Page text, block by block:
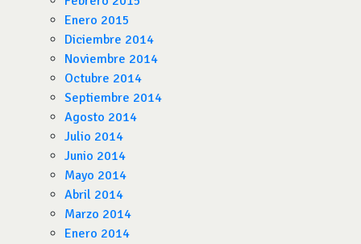
Enero 2015
Diciembre 2014
Noviembre 2014
Octubre 2014
Septiembre 2014
Agosto 2014
Julio 2014
Junio 2014
Mayo 2014
Abril 2014
Marzo 2014
Enero 2014